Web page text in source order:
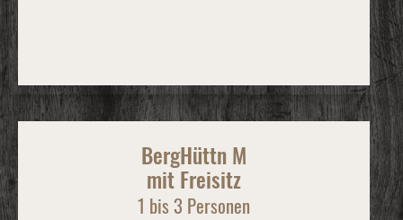
BergHüttn M
mit Freisitz
1 bis 3 Personen